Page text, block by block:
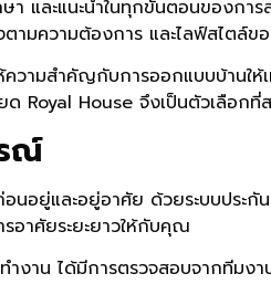
า และแนะนำในทุกขั้นตอนของก
ามความต้องการ และไลฟ์สไตล์
ความสำคัญกับการออกแบบบ้านใ
ยด Royal House จึงเป็นตัวเลื
ณ์
นอยู่และอยู่อาศัย ด้วยระบบประ
อาศัยระยะยาวให้กับคุณ
งาน ได้มีการตรวจสอบจากทีมง